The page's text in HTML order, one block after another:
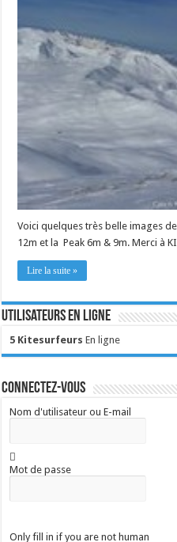
Voici quelques très belle images
12m et la Peak 6m & 9m. Merci à
Lire la suite »
Utilisateurs en ligne
5 Kitesurfeurs En ligne
Connectez-vous
Nom d'utilisateur ou E-mail
Mot de passe
Only fill in if you are not human